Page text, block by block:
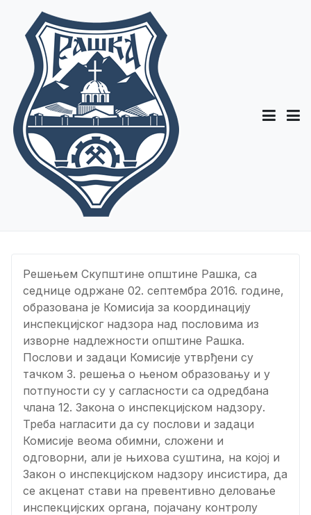
Решењем Скупштине општине Рашка, са
седнице одржане 02. септембра 2016. године,
образована је Комисија за координацију
инспекцијског надзора над пословима из
изворне надлежности општине Рашка.
Послови и задаци Комисије утврђени су
тачком 3. решења о њеном образовању и у
потпуности су у сагласности са одредбана
члана 12. Закона о инспекцијском надзору.
Треба нагласити да су послови и задаци
Комисије веома обимни, сложени и
одговорни, али је њихова суштина, на којој и
Закон о инспекцијском надзору инсистира, да
се акценат стави на превентивно деловање
инспекцијских органа, појачану контролу